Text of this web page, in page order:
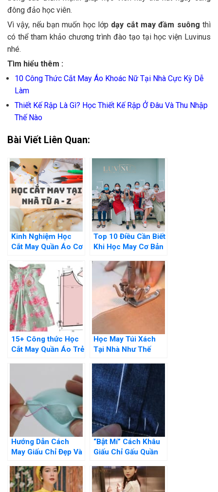
đông đảo học viên.
Vì vậy, nếu bạn muốn học lớp dạy cắt may đầm suông thì
có thể tham khảo chương trình đào tạo tại học viện Luvinus
nhé.
Tìm hiểu thêm :
10 Công Thức Cắt May Áo Khoác Nữ Tại Nhà Cực Kỳ Dễ
Làm
Thiết Kế Rập Là Gì? Học Thiết Kế Rập Ở Đâu Và Thu Nhập
Thế Nào
Bài Viết Liên Quan:
Kinh Nghiệm Học
Cắt May Quần Áo Cơ
Top 10 Điều Cần Biết
Khi Học May Cơ Bản
15+ Công thức Học
Cắt May Quần Áo Trẻ
Học May Túi Xách
Tại Nhà Như Thế
Tiết
Hướng Dẫn Cách
May Giấu Chỉ Đẹp Và
“Bật Mí” Cách Khâu
Giấu Chỉ Gấu Quần
Giản